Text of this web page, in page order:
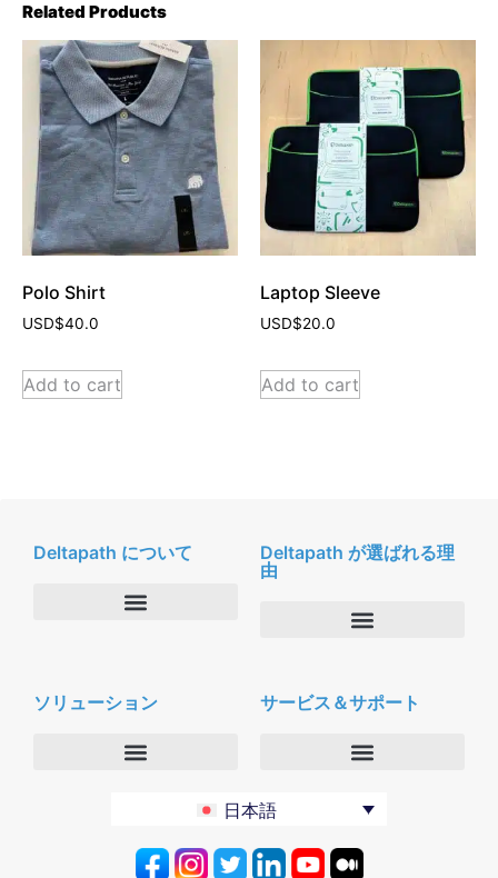
Related Products
Polo Shirt
USD$40.0
Add to cart
Laptop Sleeve
USD$20.0
Add to cart
Deltapath について
Deltapath が選ばれる理
由
パートナー
セキュリティおよびプライバシー
ソリューション サービス＆サポート
デルタパス University
日本語